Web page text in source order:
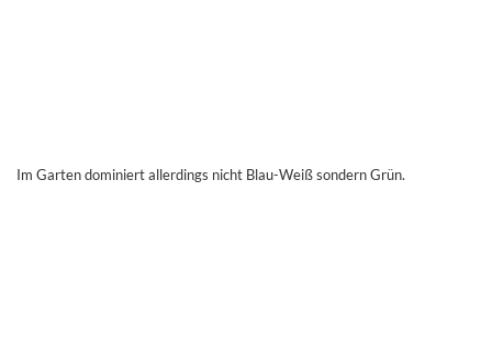
Im Garten dominiert allerdings nicht Blau-Weiß sondern Grün.